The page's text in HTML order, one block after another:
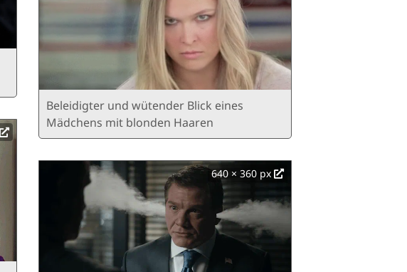
Beleidigter und wütender Blick eines
Mädchens mit blonden Haaren
640 × 360 px